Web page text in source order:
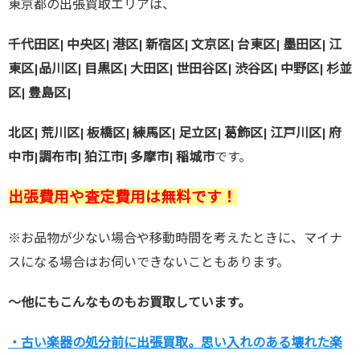
東京都の出張買取エリアは、
千代田区| 中央区| 港区| 新宿区| 文京区| 台東区| 墨田区| 江
東区|品川区| 目黒区| 大田区| 世田谷区| 渋谷区| 中野区| 杉並
区| 豊島区|
北区| 荒川区| 板橋区| 練馬区| 足立区| 葛飾区| 江戸川区| 府
中市|調布市| 狛江市| 多摩市| 稲城市です。
出張費用や査定費用は無料です！
※お品物が少ない場合や移動時間を考えたときに、マイナ
スになる場合はお伺いできないこともあります。
～他にもこんなものもお買取しています。
・古い楽器の処分前に出張買取。思い入れのある壊れた楽